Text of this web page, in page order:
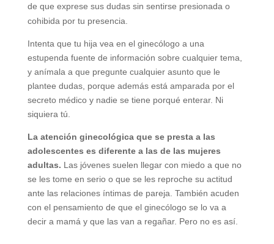
de que exprese sus dudas sin sentirse presionada o
cohibida por tu presencia.
Intenta que tu hija vea en el ginecólogo a una
estupenda fuente de información sobre cualquier tema,
y anímala a que pregunte cualquier asunto que le
plantee dudas, porque además está amparada por el
secreto médico y nadie se tiene porqué enterar. Ni
siquiera tú.
La atención ginecológica que se presta a las
adolescentes es diferente a las de las mujeres
adultas. Las jóvenes suelen llegar con miedo a que no
se les tome en serio o que se les reproche su actitud
ante las relaciones íntimas de pareja. También acuden
con el pensamiento de que el ginecólogo se lo va a
decir a mamá y que las van a regañar. Pero no es así.